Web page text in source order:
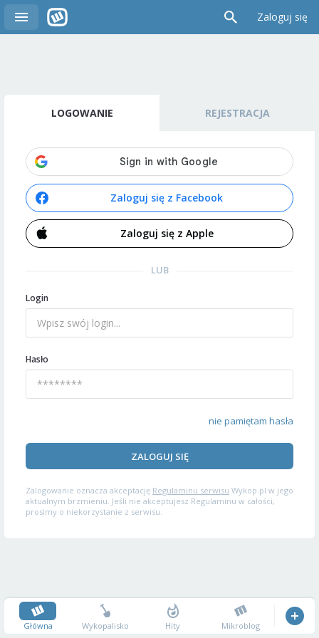
Zaloguj się
LOGOWANIE REJESTRACJA
Zaloguj się z Facebook
Zaloguj się z Apple
LUB
Login
Hasło
nie pamiętam hasła
ZALOGUJ SIĘ
Zalogowanie oznacza akceptację Regulaminu serwisu Wykop.pl w jego
aktualnym brzmieniu. Jeśli nie akceptujesz Regulaminu w całości,
prosimy o niekorzystanie z serwisu.
Główna Wykopalisko Hity Mikroblog